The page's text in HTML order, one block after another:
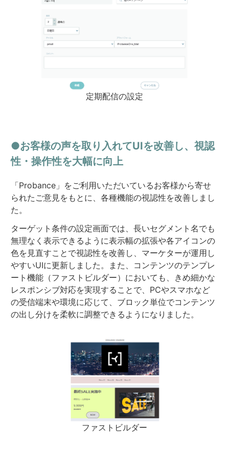
定期配信の設定
●お客様の声を取り入れてUIを改善し、視認
性・操作性を大幅に向上
「Probance」をご利用いただいているお客様から寄せ
られたご意見をもとに、各種機能の視認性を改善しまし
た。
ターゲット条件の設定画面では、長いセグメント名でも
無理なく表示できるように表示幅の拡張や各アイコンの
色を見直すことで視認性を改善し、マーケターが運用し
やすいUIに更新しました。また、コンテンツのテンプレ
ート機能（ファストビルダー）においても、きめ細かな
レスポンシブ対応を実現することで、PCやスマホなど
の受信端末や環境に応じて、ブロック単位でコンテンツ
の出し分けを柔軟に調整できるようになりました。
ファストビルダー